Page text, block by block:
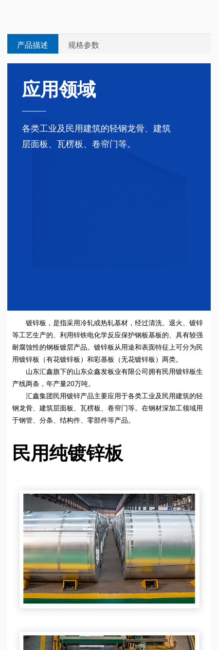
产品描述 规格参数
应用领域
各类工业及民用建筑的轻钢龙骨、建筑
层面板、瓦楞板、卷帘门等。
镀锌板，是指采用冷轧或热轧基材，经过清洗、退火、镀锌
等工艺生产的、利用锌铁电化学反应保护钢板基板的、具有较强
耐腐蚀性的钢板镀层产品。镀锌板从用途和表面特征上可分为民
用镀锌板（有花镀锌板）和彩基板（无花镀锌板）两类。
山东汇鑫旗下的山东众鑫发板业有限公司拥有民用镀锌板生
产线两条，年产量20万吨。
汇鑫集团民用镀锌产品主要应用于各类工业及民用建筑的轻
钢龙骨、建筑层面板、瓦楞板、卷帘门等。在钢材深加工领域用
于钢管、分条、结构件、零部件等产品。
民用纯镀锌板